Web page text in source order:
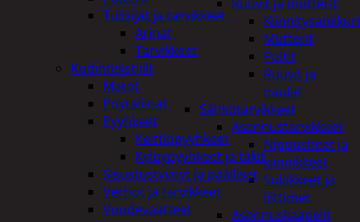
Mutterit
Pultit
Ruuvit ja
naulat
Sähkötarvikkeet
Asennustarvikkeet
Nippusiteet ja
kiinnikkeet
Sulakkeet ja
liittimet
Asennuskaapelit
Tulisijat ja tarvikkeet
Arinat
Tarvikkeet
Kodintekstiilit
Matot
Pöytäliinat
Pyyhkeet
Keittiöpyyhkeet
Kylpypyyhkeet ja takit
Sisustustyynyt ja päälliset
Verhot ja tarvikkeet
Vuodevaatteet